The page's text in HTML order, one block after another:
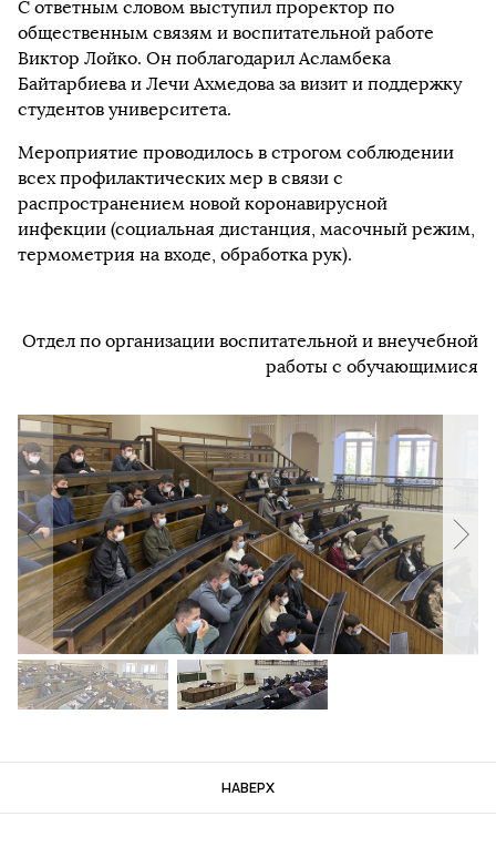
С ответным словом выступил проректор по
общественным связям и воспитательной работе
Виктор Лойко. Он поблагодарил Асламбека
Байтарбиева и Лечи Ахмедова за визит и поддержку
студентов университета.
Мероприятие проводилось в строгом соблюдении
всех профилактических мер в связи с
распространением новой коронавирусной
инфекции (социальная дистанция, масочный режим,
термометрия на входе, обработка рук).
Отдел по организации воспитательной и внеучебной
работы с обучающимися
НАВЕРХ